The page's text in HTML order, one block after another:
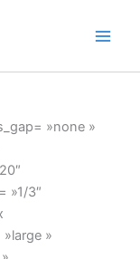
»none »
»1/3″
»